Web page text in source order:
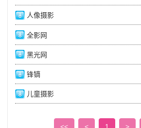
人像摄影
全影网
黑光网
锋镝
儿童摄影